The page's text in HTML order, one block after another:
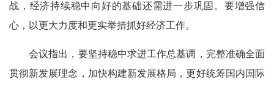
战，经济持续稳中向好的基础还需进一步巩固。要增强信
心，以更大力度和更实举措抓好经济工作。
会议指出，要坚持稳中求进工作总基调，完整准确全面
贯彻新发展理念，加快构建新发展格局，更好统筹国内国际